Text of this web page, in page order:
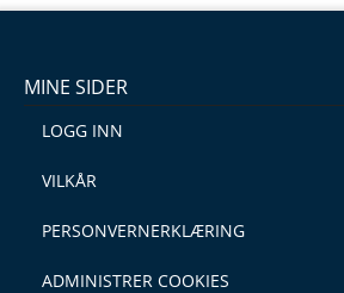
MINE SIDER
LOGG INN
VILKÅR
PERSONVERNERKLÆRING
ADMINISTRER COOKIES